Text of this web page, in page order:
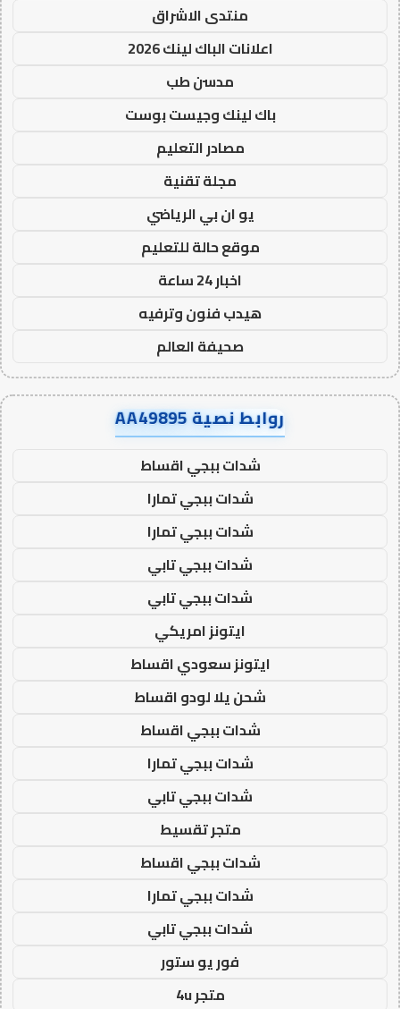
منتدى الاشراق
اعلانات الباك لينك 2026
مدسن طب
باك لينك وجيست بوست
مصادر التعليم
مجلة تقنية
يو ان بي الرياضي
موقع حالة للتعليم
اخبار 24 ساعة
هيدب فنون وترفيه
صحيفة العالم
روابط نصية AA49895
شدات ببجي اقساط
شدات ببجي تمارا
شدات ببجي تمارا
شدات ببجي تابي
شدات ببجي تابي
ايتونز امريكي
ايتونز سعودي اقساط
شحن يلا لودو اقساط
شدات ببجي اقساط
شدات ببجي تمارا
شدات ببجي تابي
متجر تقسيط
شدات ببجي اقساط
شدات ببجي تمارا
شدات ببجي تابي
فور يو ستور
متجر 4u